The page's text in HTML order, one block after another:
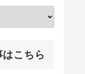
こちら